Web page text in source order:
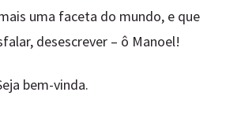
uma faceta do mundo, e que
desescrever – ô Manoel!
bem-vinda.